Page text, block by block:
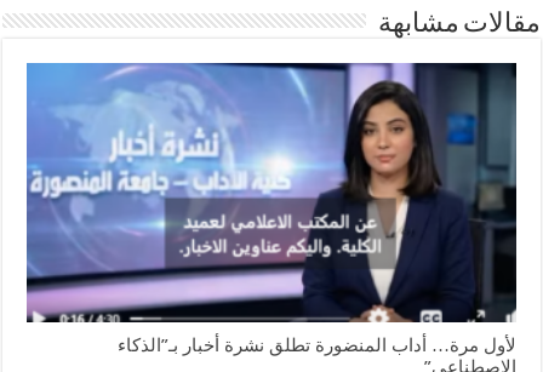
مقالات مشابهة
لأول مرة… أداب المنضورة تطلق نشرة أخبار بـ”الذكاء